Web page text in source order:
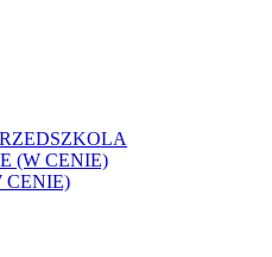
(W CENIE)
CENIE)